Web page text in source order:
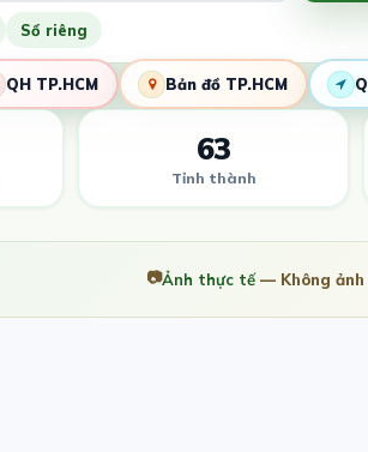
Sổ riêng
QH TP.HCM Bản đồ TP.HCM
63
Tỉnh thành
📷Ảnh thực tế— Không ảnh